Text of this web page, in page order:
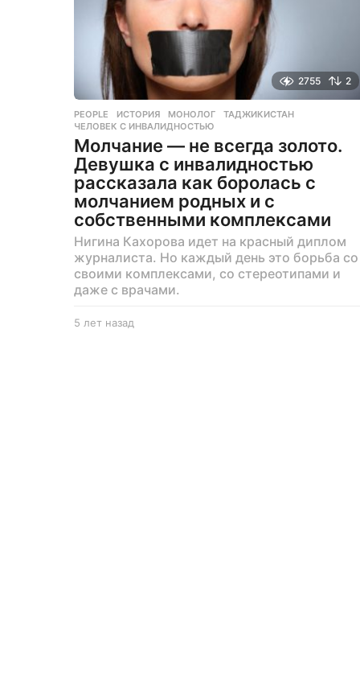
2755 2
PEOPLE ИСТОРИЯ ,МОНОЛОГ ,ТАДЖИКИСТАН
ЧЕЛОВЕК С ИНВАЛИДНОСТЬЮ
Молчание — не всегда золото.
Девушка с инвалидностью
рассказала как боролась с
молчанием родных и с
собственными комплексами
Нигина Кахорова идет на красный диплом
журналиста. Но каждый день это борьба со
своими комплексами, со стереотипами и
даже с врачами.
5 лет назад